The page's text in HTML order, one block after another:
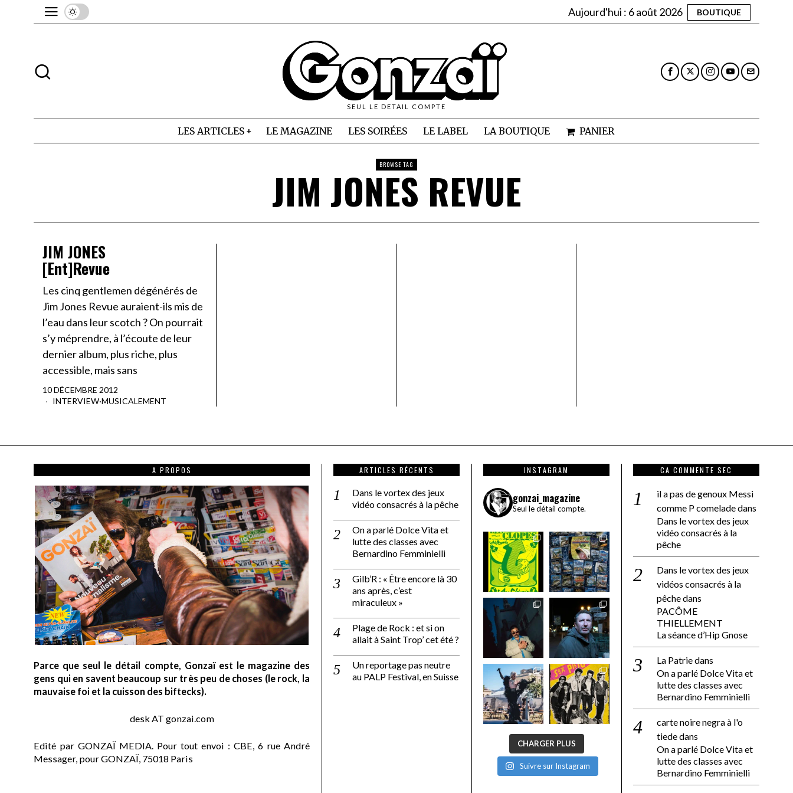
Aujourd'hui : 6 août 2026 BOUTIQUE
SEUL LE DETAIL COMPTE
LES ARTICLES LE MAGAZINE LES SOIRÉES LE LABEL LA BOUTIQUE PANIER
BROWSE TAG
JIM JONES REVUE
JIM JONES
[Ent]Revue
Les cinq gentlemen dégénérés de
Jim Jones Revue auraient-ils mis de
l’eau dans leur scotch ? On pourrait
s’y méprendre, à l’écoute de leur
dernier album, plus riche, plus
accessible, mais sans
10 DÉCEMBRE 2012
INTERVIEW·MUSICALEMENT
A PROPOS
Parce que seul le détail compte, Gonzaï est le magazine des
gens qui en savent beaucoup sur très peu de choses (le rock, la
mauvaise foi et la cuisson des biftecks).
desk AT gonzai.com
Edité par GONZAÏ MEDIA. Pour tout envoi : CBE, 6 rue André
Messager, pour GONZAÏ, 75018 Paris
ARTICLES RÉCENTS
Dans le vortex des jeux
vidéo consacrés à la pêche
On a parlé Dolce Vita et
lutte des classes avec
Bernardino Femminielli
Gilb’R : « Être encore là 30
ans après, c’est
miraculeux »
Plage de Rock : et si on
allait à Saint Trop’ cet été ?
Un reportage pas neutre
au PALP Festival, en Suisse
INSTAGRAM
gonzai_magazine
Seul le détail compte.
CHARGER PLUS
Suivre sur Instagram
CA COMMENTE SEC
il a pas de genoux Messi
comme P comeladedans
Dans le vortex des jeux
vidéo consacrés à la
pêche
Dans le vortex des jeux
vidéos consacrés à la
pêchedans
PACÔME
THIELLEMENT
La séance d’Hip Gnose
La Patriedans
On a parlé Dolce Vita et
lutte des classes avec
Bernardino Femminielli
carte noire negra à l'o
tiededans
On a parlé Dolce Vita et
lutte des classes avec
Bernardino Femminielli